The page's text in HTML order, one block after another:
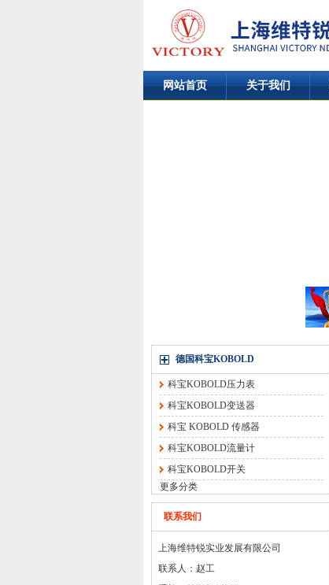
网站首页 关于我们
德国科宝KOBOLD
科宝KOBOLD压力表
科宝KOBOLD变送器
科宝 KOBOLD 传感器
科宝KOBOLD流量计
科宝KOBOLD开关
更多分类
联系我们
上海维特锐实业发展有限公司
联系人：赵工